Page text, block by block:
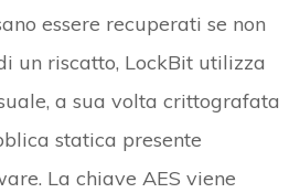
essere recuperati se non
un riscatto, LockBit utilizza
a sua volta crittografata
statica presente
La chiave AES viene